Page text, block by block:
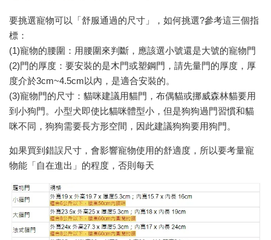
要挑選寵物可以「舒服通過的尺寸」，如何挑選?參考這三個指
標：
(1)寵物的腰圍：用腰圍來判斷，應該選小號還是大號的寵物門
(2)門的厚度：要安裝的是木門或塑鋼門，請先量門的厚度，厚
度介於3cm~4.5cm以內，是適合安裝的。
(3)寵物門的尺寸：貓咪建議用貓門，布偶貓或挪威森林貓要用
到小狗門。小型犬即使比貓咪體型小，但是狗狗過門習慣和貓
咪不同，狗狗需要長方形空間，因此建議狗狗要用狗門。
如果買到錯誤尺寸，會影響寵物使用的舒適度，所以要考量寵
物能「自在進出」的程度，否則每天